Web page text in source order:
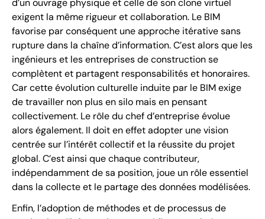
d’un ouvrage physique et celle de son clone virtuel
exigent la même rigueur et collaboration. Le BIM
favorise par conséquent une approche itérative sans
rupture dans la chaîne d’information. C’est alors que les
ingénieurs et les entreprises de construction se
complètent et partagent responsabilités et honoraires.
Car cette évolution culturelle induite par le BIM exige
de travailler non plus en silo mais en pensant
collectivement. Le rôle du chef d’entreprise évolue
alors également. Il doit en effet adopter une vision
centrée sur l’intérêt collectif et la réussite du projet
global. C’est ainsi que chaque contributeur,
indépendamment de sa position, joue un rôle essentiel
dans la collecte et le partage des données modélisées.
Enfin, l’adoption de méthodes et de processus de